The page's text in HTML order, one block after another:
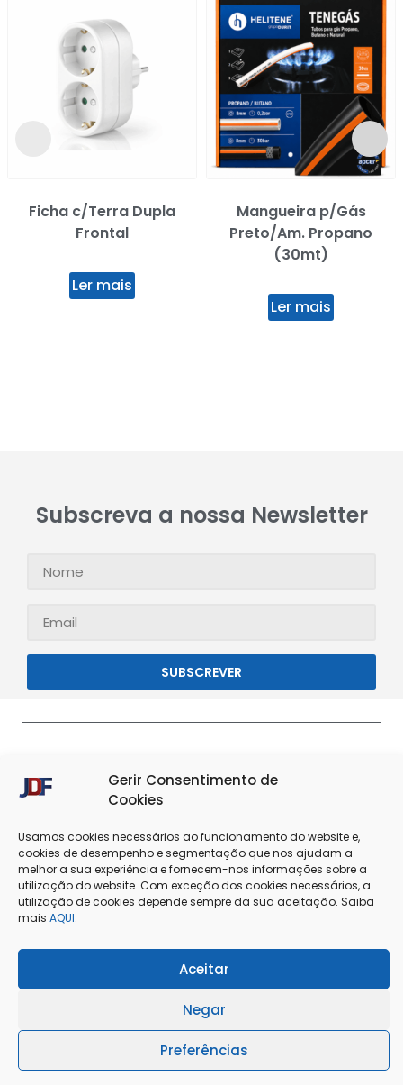
Gerir Consentimento de
Cookies
Usamos cookies necessários ao funcionamento do website e,
cookies de desempenho e segmentação que nos ajudam a
melhor a sua experiência e fornecem-nos informações sobre a
utilização do website. Com exceção dos cookies necessários, a
utilização de cookies depende sempre da sua aceitação. Saiba
mais AQUI.
Aceitar
Negar
Preferências
Ficha c/Terra Dupla
Frontal
Ler mais
Mangueira p/Gás
Preto/Am. Propano
(30mt)
Ler mais
Subscreva a nossa Newsletter
SUBSCREVER
Termos & Condições
Política de Privacidade
Política de Cookies
Livro de Reclamações
@Copyright 2025 - J. Dias Ferreira Lda